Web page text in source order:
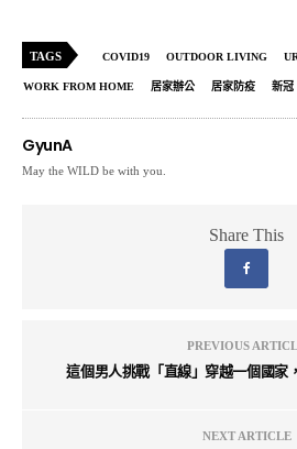
TAGS COVID19 OUTDOOR LIVING
WORK FROM HOME 居家辦公 居家防疫 新冠
GyunA
May the WILD be with you.
Share This
PREVIOUS
這個男人挑戰「直線」穿越一個國家
NEXT ARTICLE